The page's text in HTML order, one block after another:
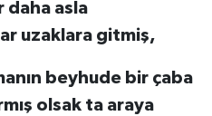
daha asla
uzaklara gitmiş,
beyhude bir çaba
olsak ta araya